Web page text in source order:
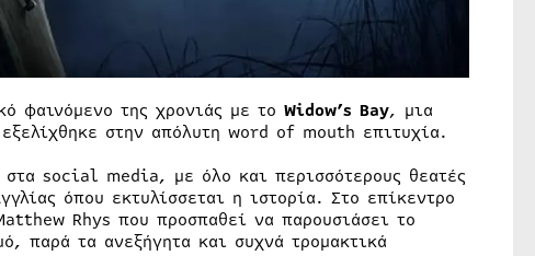
φαινόμενο της χρονιάς με το Widow’s Bay, μια
στην απόλυτη word of mouth επιτυχία.
στα social media, με όλο και περισσότερους θεατές
όπου εκτυλίσσεται η ιστορία. Στο επίκεντρο
Rhys που προσπαθεί να παρουσιάσει το
παρά τα ανεξήγητα και συχνά τρομακτικά